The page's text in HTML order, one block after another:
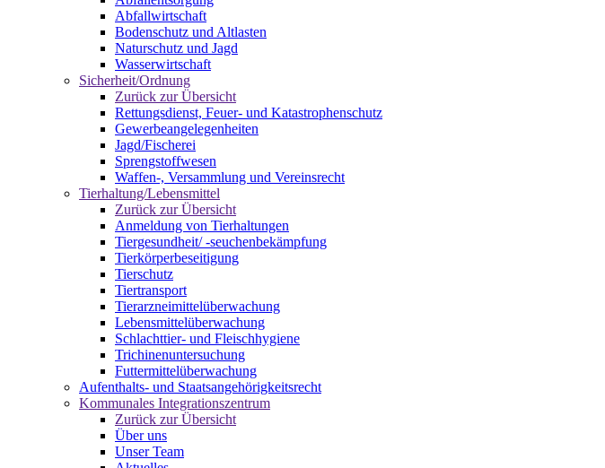
Abfallwirtschaft
Bodenschutz und Altlasten
Naturschutz und Jagd
Wasserwirtschaft
Sicherheit/Ordnung
Zurück zur Übersicht
Rettungsdienst, Feuer- und Katastrophenschutz
Gewerbeangelegenheiten
Jagd/Fischerei
Sprengstoffwesen
Waffen-, Versammlung und Vereinsrecht
Tierhaltung/Lebensmittel
Zurück zur Übersicht
Anmeldung von Tierhaltungen
Tiergesundheit/ -seuchenbekämpfung
Tierkörperbeseitigung
Tierschutz
Tiertransport
Tierarzneimittelüberwachung
Lebensmittelüberwachung
Schlachttier- und Fleischhygiene
Trichinenuntersuchung
Futtermittelüberwachung
Aufenthalts- und Staatsangehörigkeitsrecht
Kommunales Integrationszentrum
Zurück zur Übersicht
Über uns
Unser Team